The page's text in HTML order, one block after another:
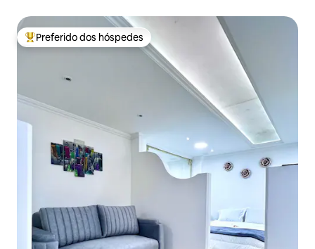
Entre os melhores preferidos dos hóspedes
Preferido dos hóspedes